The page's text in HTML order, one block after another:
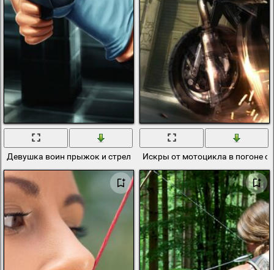
Девушка воин прыжок и стрельба из пистолетаИскры от мотоцикла в погоне